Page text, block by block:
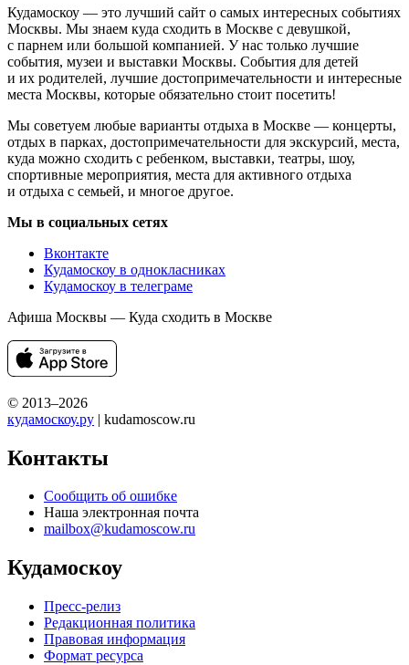
Кудамоскоу — это лучший сайт о самых интересных событиях
Москвы. Мы знаем куда сходить в Москве с девушкой,
с парнем или большой компанией. У нас только лучшие
события, музеи и выставки Москвы. События для детей
и их родителей, лучшие достопримечательности и интересные
места Москвы, которые обязательно стоит посетить!
Мы советуем любые варианты отдыха в Москве — концерты,
отдых в парках, достопримечательности для экскурсий, места,
куда можно сходить с ребенком, выставки, театры, шоу,
спортивные мероприятия, места для активного отдыха
и отдыха с семьей, и многое другое.
Мы в социальных сетях
Вконтакте
Кудамоскоу в однокласниках
Кудамоскоу в телеграме
Афиша Москвы — Куда сходить в Москве
© 2013–2026
кудамоскоу.ру | kudamoscow.ru
Контакты
Сообщить об ошибке
Наша электронная почта
mailbox@kudamoscow.ru
Кудамоскоу
Пресс-релиз
Редакционная политика
Правовая информация
Формат ресурса